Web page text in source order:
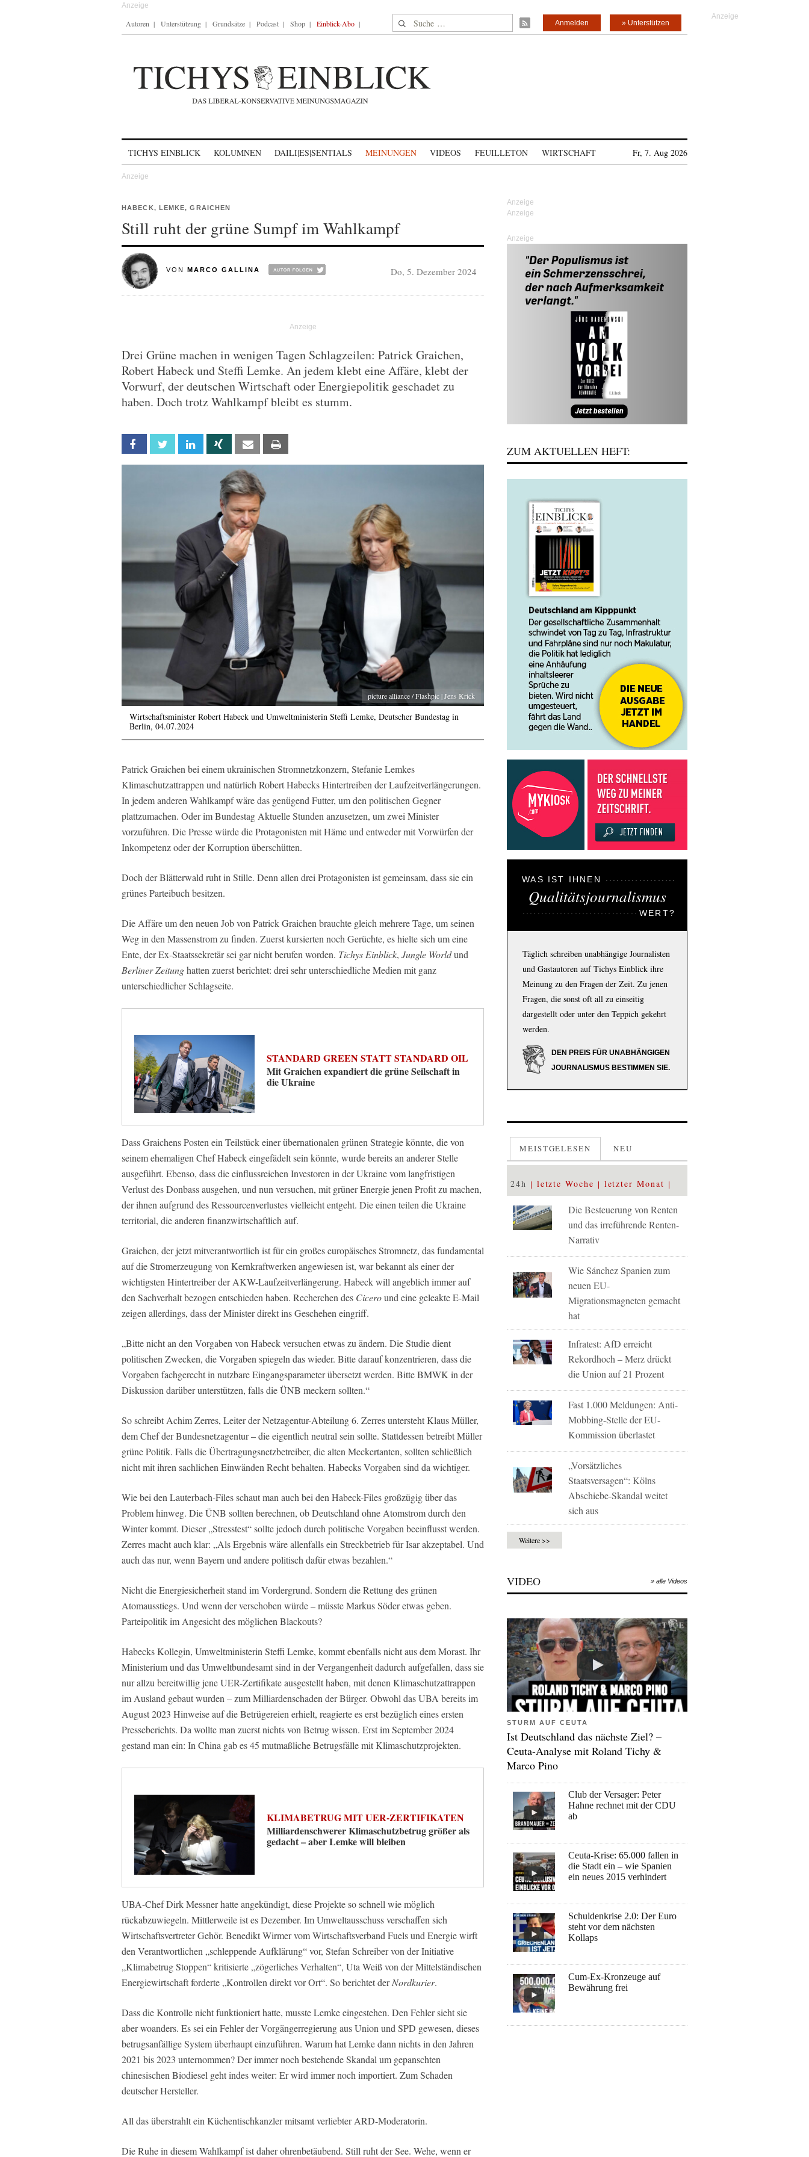
Autoren Unterstützung Grundsätze Podcast Shop Einblick-Abo Suche nach: » Unterstützen
Anmelden
TICHYS EINBLICK KOLUMNEN DAILI|ES|SENTIALS MEINUNGEN VIDEOS FEUILLETON WIRTSCHAFT Fr, 7. Aug 2026
HABECK, LEMKE, GRAICHEN
Still ruht der grüne Sumpf im Wahlkampf
VON MARCO GALLINA Do, 5. Dezember 2024
Drei Grüne machen in wenigen Tagen Schlagzeilen: Patrick Graichen,
Robert Habeck und Steffi Lemke. An jedem klebt eine Affäre, klebt der
Vorwurf, der deutschen Wirtschaft oder Energiepolitik geschadet zu
haben. Doch trotz Wahlkampf bleibt es stumm.
Facebook Twitter Linkedin Xing Email
picture alliance / Flashpic | Jens Krick
Wirtschaftsminister Robert Habeck und Umweltministerin Steffi Lemke, Deutscher Bundestag in
Berlin, 04.07.2024
Patrick Graichen bei einem ukrainischen Stromnetzkonzern, Stefanie Lemkes
Klimaschutzattrappen und natürlich Robert Habecks Hintertreiben der Laufzeitverlängerungen.
In jedem anderen Wahlkampf wäre das genügend Futter, um den politischen Gegner
plattzumachen. Oder im Bundestag Aktuelle Stunden anzusetzen, um zwei Minister
vorzuführen. Die Presse würde die Protagonisten mit Häme und entweder mit Vorwürfen der
Inkompetenz oder der Korruption überschütten.
Doch der Blätterwald ruht in Stille. Denn allen drei Protagonisten ist gemeinsam, dass sie ein
grünes Parteibuch besitzen.
Die Affäre um den neuen Job von Patrick Graichen brauchte gleich mehrere Tage, um seinen
Weg in den Massenstrom zu finden. Zuerst kursierten noch Gerüchte, es hielte sich um eine
Ente, der Ex-Staatssekretär sei gar nicht berufen worden. Tichys Einblick, Jungle Worldund
Berliner Zeitunghatten zuerst berichtet: drei sehr unterschiedliche Medien mit ganz
unterschiedlicher Schlagseite.
STANDARD GREEN STATT STANDARD OIL
Mit Graichen expandiert die grüne Seilschaft in
die Ukraine
Dass Graichens Posten ein Teilstück einer übernationalen grünen Strategie könnte, die von
seinem ehemaligen Chef Habeck eingefädelt sein könnte, wurde bereits an anderer Stelle
ausgeführt. Ebenso, dass die einflussreichen Investoren in der Ukraine vom langfristigen
Verlust des Donbass ausgehen, und nun versuchen, mit grüner Energie jenen Profit zu machen,
der ihnen aufgrund des Ressourcenverlustes vielleicht entgeht. Die einen teilen die Ukraine
territorial, die anderen finanzwirtschaftlich auf.
Graichen, der jetzt mitverantwortlich ist für ein großes europäisches Stromnetz, das fundamental
auf die Stromerzeugung von Kernkraftwerken angewiesen ist, war bekannt als einer der
wichtigsten Hintertreiber der AKW-Laufzeitverlängerung. Habeck will angeblich immer auf
den Sachverhalt bezogen entschieden haben. Recherchen des Ciceround eine geleakte E-Mail
zeigen allerdings, dass der Minister direkt ins Geschehen eingriff.
„Bitte nicht an den Vorgaben von Habeck versuchen etwas zu ändern. Die Studie dient
politischen Zwecken, die Vorgaben spiegeln das wieder. Bitte darauf konzentrieren, dass die
Vorgaben fachgerecht in nutzbare Eingangsparameter übersetzt werden. Bitte BMWK in der
Diskussion darüber unterstützen, falls die ÜNB meckern sollten.“
So schreibt Achim Zerres, Leiter der Netzagentur-Abteilung 6. Zerres untersteht Klaus Müller,
dem Chef der Bundesnetzagentur – die eigentlich neutral sein sollte. Stattdessen betreibt Müller
grüne Politik. Falls die Übertragungsnetzbetreiber, die alten Meckertanten, sollten schließlich
nicht mit ihren sachlichen Einwänden Recht behalten. Habecks Vorgaben sind da wichtiger.
Wie bei den Lauterbach-Files schaut man auch bei den Habeck-Files großzügig über das
Problem hinweg. Die ÜNB sollten berechnen, ob Deutschland ohne Atomstrom durch den
Winter kommt. Dieser „Stresstest“ sollte jedoch durch politische Vorgaben beeinflusst werden.
Zerres macht auch klar: „Als Ergebnis wäre allenfalls ein Streckbetrieb für Isar akzeptabel. Und
auch das nur, wenn Bayern und andere politisch dafür etwas bezahlen.“
Nicht die Energiesicherheit stand im Vordergrund. Sondern die Rettung des grünen
Atomausstiegs. Und wenn der verschoben würde – müsste Markus Söder etwas geben.
Parteipolitik im Angesicht des möglichen Blackouts?
Habecks Kollegin, Umweltministerin Steffi Lemke, kommt ebenfalls nicht aus dem Morast. Ihr
Ministerium und das Umweltbundesamt sind in der Vergangenheit dadurch aufgefallen, dass sie
nur allzu bereitwillig jene UER-Zertifikate ausgestellt haben, mit denen Klimaschutzattrappen
im Ausland gebaut wurden – zum Milliardenschaden der Bürger. Obwohl das UBA bereits im
August 2023 Hinweise auf die Betrügereien erhielt, reagierte es erst bezüglich eines ersten
Presseberichts. Da wollte man zuerst nichts von Betrug wissen. Erst im September 2024
gestand man ein: In China gab es 45 mutmaßliche Betrugsfälle mit Klimaschutzprojekten.
KLIMABETRUG MIT UER-ZERTIFIKATEN
Milliardenschwerer Klimaschutzbetrug größer als
gedacht – aber Lemke will bleiben
UBA-Chef Dirk Messner hatte angekündigt, diese Projekte so schnell wie möglich
rückabzuwiegeln. Mittlerweile ist es Dezember. Im Umweltausschuss verschaffen sich
Wirtschaftsvertreter Gehör. Benedikt Wirmer vom Wirtschaftsverband Fuels und Energie wirft
den Verantwortlichen „schleppende Aufklärung“ vor, Stefan Schreiber von der Initiative
„Klimabetrug Stoppen“ kritisierte „zögerliches Verhalten“, Uta Weiß von der Mittelständischen
Energiewirtschaft forderte „Kontrollen direkt vor Ort“. So berichtet derNordkurier.
Dass die Kontrolle nicht funktioniert hatte, musste Lemke eingestehen. Den Fehler sieht sie
aber woanders. Es sei ein Fehler der Vorgängerregierung aus Union und SPD gewesen, dieses
betrugsanfällige System überhaupt einzuführen. Warum hat Lemke dann nichts in den Jahren
2021 bis 2023 unternommen? Der immer noch bestehende Skandal um gepanschten
chinesischen Biodiesel geht indes weiter: Er wird immer noch importiert. Zum Schaden
deutscher Hersteller.
All das überstrahlt ein Küchentischkanzler mitsamt verliebter ARD-Moderatorin.
Die Ruhe in diesem Wahlkampf ist daher ohrenbetäubend. Still ruht der See. Wehe, wenn er
Anzeige
ZUM AKTUELLEN HEFT:
WAS IST IHNEN
Qualitätsjournalismus
WERT?
Täglich schreiben unabhängige Journalisten
und Gastautoren auf Tichys Einblick ihre
Meinung zu den Fragen der Zeit. Zu jenen
Fragen, die sonst oft all zu einseitig
dargestellt oder unter den Teppich gekehrt
werden.
DEN PREIS FÜR UNABHÄNGIGEN
JOURNALISMUS BESTIMMEN SIE.
MEISTGELESEN NEU
24h letzte Woche letzter Monat
Die Besteuerung von Renten
und das irreführende Renten-
Narrativ
Wie Sánchez Spanien zum
neuen EU-
Migrationsmagneten gemacht
hat
Infratest: AfD erreicht
Rekordhoch – Merz drückt
die Union auf 21 Prozent
Fast 1.000 Meldungen: Anti-
Mobbing-Stelle der EU-
Kommission überlastet
„Vorsätzliches
Staatsversagen“: Kölns
Abschiebe-Skandal weitet
sich aus
Weitere >>
VIDEO » alle Videos
STURM AUF CEUTA
Ist Deutschland das nächste Ziel? –
Ceuta-Analyse mit Roland Tichy &
Marco Pino
Club der Versager: Peter
Hahne rechnet mit der CDU
ab
Ceuta-Krise: 65.000 fallen in
die Stadt ein – wie Spanien
ein neues 2015 verhindert
Schuldenkrise 2.0: Der Euro
steht vor dem nächsten
Kollaps
Cum-Ex-Kronzeuge auf
Bewährung frei